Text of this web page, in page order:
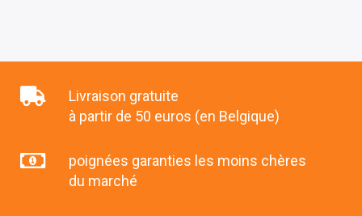
Livraison gratuite
à partir de 50 euros (en Belgique)
poignées garanties les moins chères
du marché